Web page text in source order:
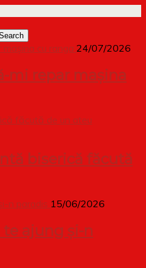
24/07/2026
mi repar mașina
biserică făcută
15/06/2026
ajung și-n